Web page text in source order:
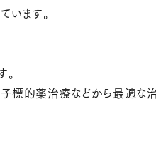
います。
子標的薬治療などから最適な